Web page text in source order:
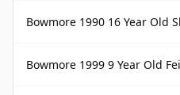
Bowmore 1990 16 Year Old
Bowmore 1999 9 Year Old